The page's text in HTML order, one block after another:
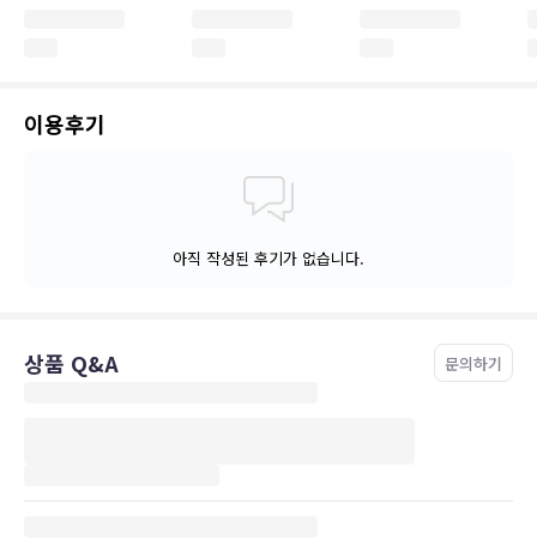
이용후기
아직 작성된 후기가 없습니다.
상품 Q&A 문의하기